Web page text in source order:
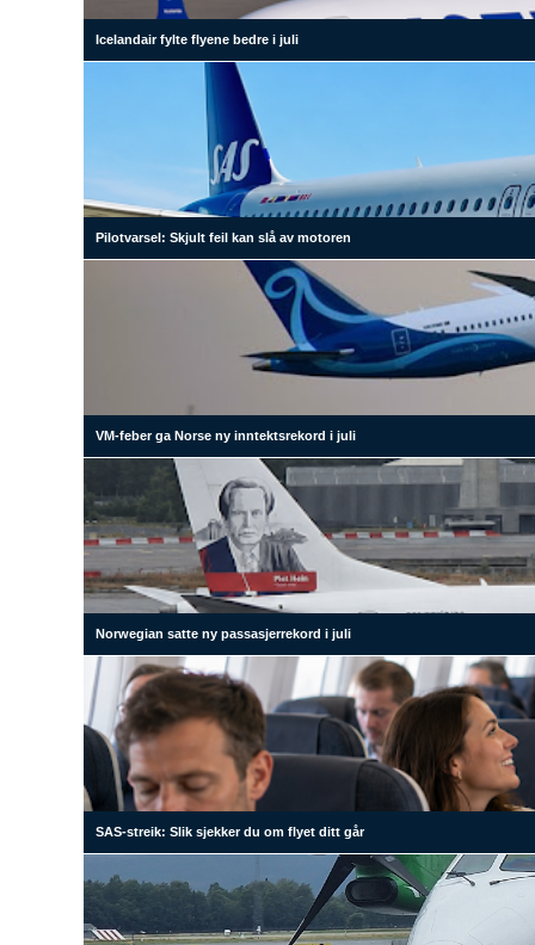
Icelandair fylte flyene bedre i juli
Pilotvarsel: Skjult feil kan slå av motoren
VM-feber ga Norse ny inntektsrekord i juli
Norwegian satte ny passasjerrekord i juli
SAS-streik: Slik sjekker du om flyet ditt går